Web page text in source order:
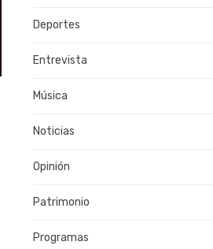
Deportes
Entrevista
Música
Noticias
Opinión
Patrimonio
Programas